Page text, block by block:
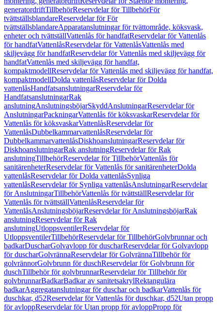
generatordriftTillbehörReservdelar för TillbehörFör
tvättställsblandareReservdelar för För
tvättställsblandareApparatanslutningar för tvättområde, köksvask,
enheter och tvättställVattenlås för handfatReservdelar för Vattenlås
för handfatVattenlåsReservdelar för VattenlåsVattenlås med
skiljevägg för handfatReservdelar för Vattenlås med skiljevägg för
handfatVattenlås med skiljevägg för handfat,
kompaktmodellReservdelar för Vattenlås med skiljevägg för handfat,
kompaktmodellDolda vattenlåsReservdelar för Dolda
vattenlåsHandfatsanslutningarReservdelar för
HandfatsanslutningarRak
anslutningAnslutningsböjarSkyddAnslutningarReservdelar för
AnslutningarPackningarVattenlås för köksvaskarReservdelar för
Vattenlås för köksvaskarVattenlåsReservdelar för
VattenlåsDubbelkammarvattenlåsReservdelar för
DubbelkammarvattenlåsDiskhoanslutningarReservdelar för
DiskhoanslutningarRak anslutningReservdelar för Rak
anslutningTillbehörReservdelar för TillbehörVattenlås för
sanitärenheterReservdelar för Vattenlås för sanitärenheterDolda
vattenlåsReservdelar för Dolda vattenlåsSynliga
vattenlåsReservdelar för Synliga vattenlåsAnslutningarReservdelar
för AnslutningarTillbehörVattenlås för tvättställReservdelar för
Vattenlås för tvättställVattenlåsReservdelar för
VattenlåsAnslutningsböjarReservdelar för AnslutningsböjarRak
anslutningReservdelar för Rak
anslutningUtloppsventilerReservdelar för
UtloppsventilerTillbehörReservdelar för TillbehörGolvbrunnar och
badkarDuscharGolvavlopp för duscharReservdelar för Golvavlopp
för duscharGolvrännaReservdelar för GolvrännaTillbehör för
golvrännorGolvbrunn för duschReservdelar för Golvbrunn för
duschTillbehör för golvbrunnarReservdelar för Tillbehör för
golvbrunnarBadkarBadkar av sanitetsakrylRektangulära
badkarAggregatanslutningar för duschar och badkarVattenlås för
duschkar, d52Reservdelar för Vattenlås för duschkar, d52Utan propp
för avloppReservdelar för Utan propp för avloppPropp för